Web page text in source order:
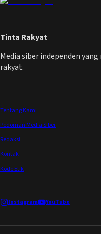
Tinta Rakyat
Media siber independen
rakyat.
Tentang Kami
Pedoman Media Siber
Redaksi
Kontak
Kode Etik
Instagram YouTube